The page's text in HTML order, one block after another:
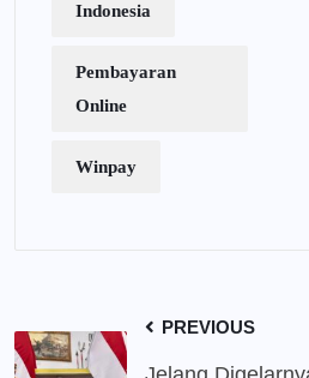
Indonesia
Pembayaran
Online
Winpay
PREVIOUS